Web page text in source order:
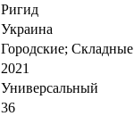
Ригид
Украина
Городские; Складные
2021
Универсальный
36